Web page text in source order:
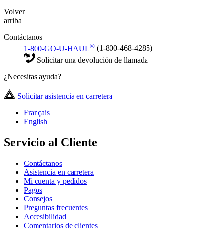
Volver
arriba
Contáctanos
1-800-GO-U-HAUL® (1-800-468-4285)
Solicitar una devolución de llamada
¿Necesitas ayuda?
Solicitar asistencia en carretera
Français
English
Servicio al Cliente
Contáctanos
Asistencia en carretera
Mi cuenta y pedidos
Pagos
Consejos
Preguntas frecuentes
Accesibilidad
Comentarios de clientes